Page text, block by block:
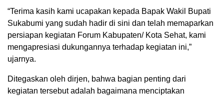
“Terima kasih kami ucapakan kepada Bapak Wakil Bupati
Sukabumi yang sudah hadir di sini dan telah memaparkan
persiapan kegiatan Forum Kabupaten/ Kota Sehat, kami
mengapresiasi dukungannya terhadap kegiatan ini,”
ujarnya.
Ditegaskan oleh dirjen, bahwa bagian penting dari
kegiatan tersebut adalah bagaimana menciptakan